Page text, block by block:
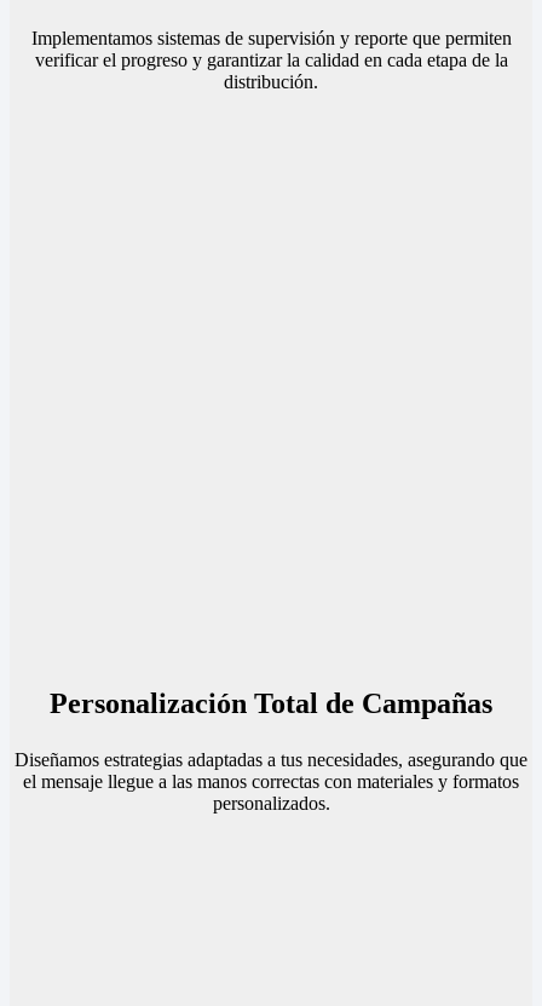
Implementamos sistemas de supervisión y reporte que permiten
verificar el progreso y garantizar la calidad en cada etapa de la
distribución.
Personalización Total de Campañas
Diseñamos estrategias adaptadas a tus necesidades, asegurando que
el mensaje llegue a las manos correctas con materiales y formatos
personalizados.